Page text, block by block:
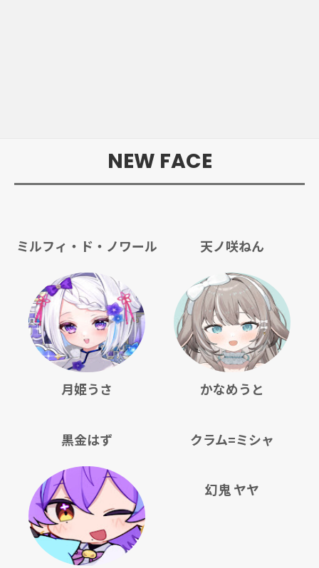
NEW FACE
ミルフィ・ド・ノワール 天ノ咲ねん
月姫うさ かなめうと
黒金はず クラム=ミシャ
幻鬼 ヤヤ